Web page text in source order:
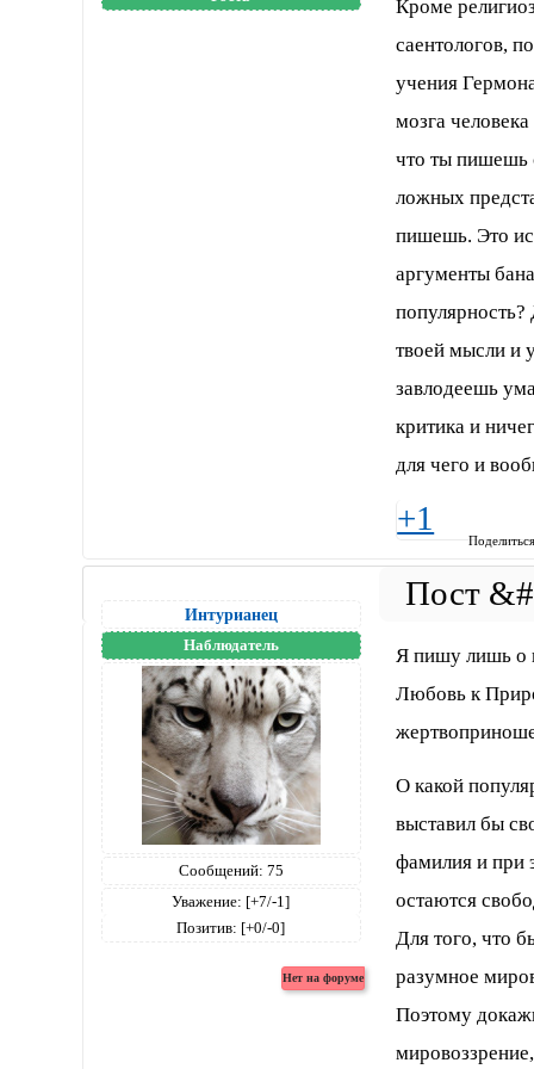
Кроме
саентологов,
учения
мозга
что ты пишешь
ложных
пишешь. Это
аргументы
твоей мысли и
завлодеешь
критика и
для чего и
+1
Интурианец
Наблюдатель
Сообщений: 75
Уважение: [+7/-1]
Позитив: [+0/-0]
Я пишу лишь о
Любовь к
О какой
выставил бы
фамилия и при
остаются
Для того, что
разумное
Поэтому